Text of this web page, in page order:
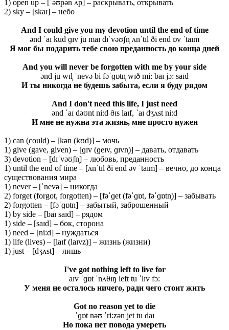
1) open up – [ˈəʊpən ʌp] – раскрывать, открывать
2) sky – [skaɪ] – небо
And I could give you my devotion until the end of time
ənd ˈaɪ kud ɡɪv ju maɪ dɪˈvəʊʃn̩ ʌnˈtɪl ði end ɒv ˈtaɪm
Я мог бы подарить тебе свою преданность до конца дней
And you will never be forgotten with me by your side
ənd ju wɪl̩ ˈnevə bi fəˈɡɒtn̩ wɪð mi: baɪ jɔ: saɪd
И ты никогда не будешь забыта, если я буду рядом
And I don't need this life, I just need
ənd ˈaɪ dəʊnt ni:d ðɪs laɪf, ˈaɪ dʒʌst ni:d
И мне не нужна эта жизнь, мне просто нужен
1) can (could) – [kən (kʊd)] – мочь
1) give (gave, given) – [ɡɪv (ɡeɪv, ɡɪvn̩)] – давать, отдавать
3) devotion – [dɪˈvəʊʃn̩] – любовь, преданность
1) until the end of time – [ʌnˈtɪl ði end əv ˈtaɪm] – вечно, до конца
существования мира
1) never – [ˈnevə] – никогда
2) forget (forgot, forgotten) – [fəˈɡet (fəˈɡɒt, fəˈɡɒtn̩)] – забывать
2) forgotten – [fəˈɡɒtn] – забытый, заброшенный
1) by side – [baɪ saɪd] – рядом
1) side – [saɪd] – бок, сторона
1) need – [ni:d] – нуждаться
1) life (lives) – [laɪf (laɪvz)] – жизнь (жизни)
1) just – [dʒʌst] – лишь
I've got nothing left to live for
aɪv ˈɡɒt ˈnʌθɪŋ left tu ˈlɪv fɔ:
У меня не осталось ничего, ради чего стоит жить
Got no reason yet to die
ˈɡɒt nəʊ ˈri:zən jet tu daɪ
Но пока нет повода умереть